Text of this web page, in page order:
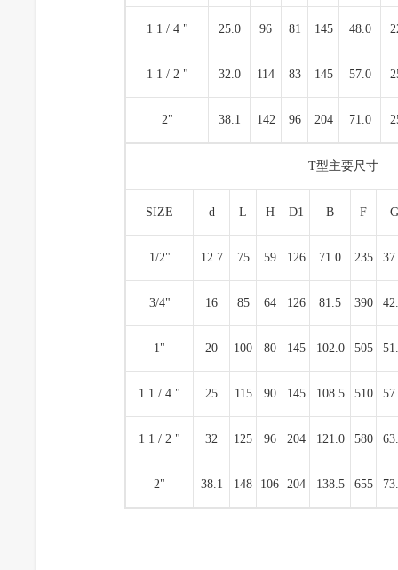
1 1 / 4 " 25.0 96 81 145 48.0
1 1 / 2 " 32.0 114 83 145 57.0
2" 38.1 142 96 204 71.0
T型主要尺寸
SIZE d L H D1 B F G
1/2" 12.7 75 59 126 71.0 235
3/4" 16 85 64 126 81.5 390
1" 20 100 80 145 102.0 505
1 1 / 4 " 25 115 90 145 108.5 510
1 1 / 2 " 32 125 96 204 121.0 580
2" 38.1 148 106 204 138.5 655